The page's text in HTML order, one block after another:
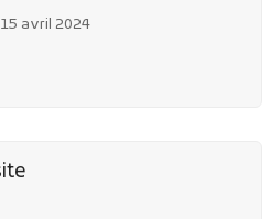
15 avril 2024